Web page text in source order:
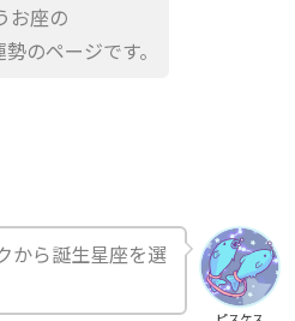
お座の
のページです。
から誕生星座を選